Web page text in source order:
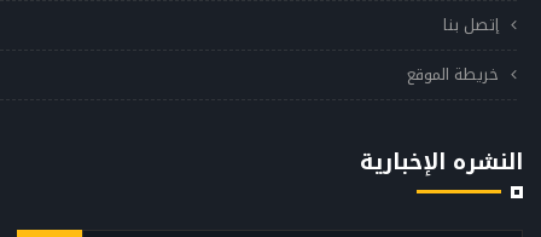
إتصل بنا
خريطة الموقع
النشره الإخبارية